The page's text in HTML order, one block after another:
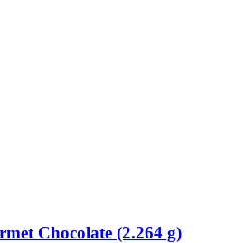
Chocolate (2.264 g)